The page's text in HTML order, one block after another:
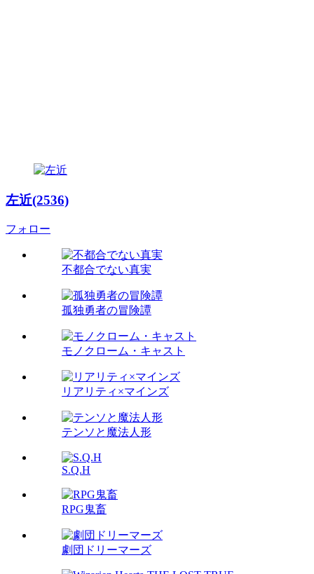
左近(2536)
フォロー
不都合でない真実
孤独勇者の冒険譚
モノクローム・キャスト
リアリティ×マインズ
テンソと魔法人形
S.Q.H
RPG鬼畜
劇団ドリーマーズ